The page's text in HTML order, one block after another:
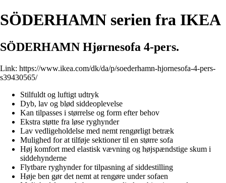
SÖDERHAMN serien fra IKEA
SÖDERHAMN Hjørnesofa 4-pers.
Link: https://www.ikea.com/dk/da/p/soederhamn-hjornesofa-4-pers-
s39430565/
Stilfuldt og luftigt udtryk
Dyb, lav og blød siddeoplevelse
Kan tilpasses i størrelse og form efter behov
Ekstra støtte fra løse ryghynder
Lav vedligeholdelse med nemt rengørligt betræk
Mulighed for at tilføje sektioner til en større sofa
Høj komfort med elastisk vævning og højspændstige skum i
siddehynderne
Flytbare ryghynder for tilpasning af siddestilling
Høje ben gør det nemt at rengøre under sofaen